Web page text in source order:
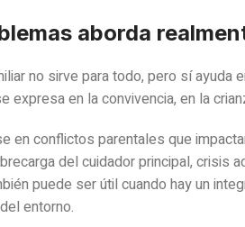
aborda
no sirve para todo, pero sí ayuda
expresa en la convivencia, en la
en conflictos parentales que
del cuidador principal,
puede ser útil cuando hay un
entorno.